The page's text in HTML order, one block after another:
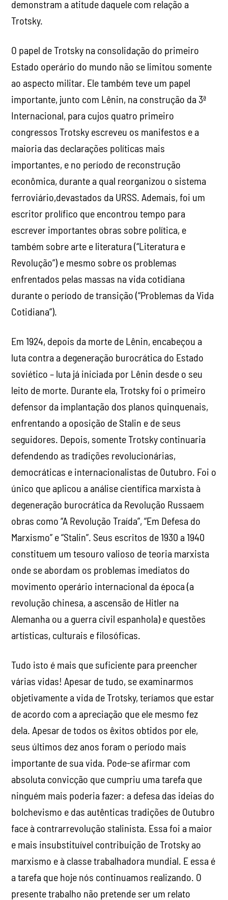
demonstram a atitude daquele com relação a
Trotsky.
O papel de Trotsky na consolidação do primeiro
Estado operário do mundo não se limitou somente
ao aspecto militar. Ele também teve um papel
importante, junto com Lênin, na construção da 3ª
Internacional, para cujos quatro primeiro
congressos Trotsky escreveu os manifestos e a
maioria das declarações políticas mais
importantes, e no período de reconstrução
econômica, durante a qual reorganizou o sistema
ferroviário,devastados da URSS. Ademais, foi um
escritor prolífico que encontrou tempo para
escrever importantes obras sobre política, e
também sobre arte e literatura (“Literatura e
Revolução”) e mesmo sobre os problemas
enfrentados pelas massas na vida cotidiana
durante o período de transição (“Problemas da Vida
Cotidiana”).
Em 1924, depois da morte de Lênin, encabeçou a
luta contra a degeneração burocrática do Estado
soviético – luta já iniciada por Lênin desde o seu
leito de morte. Durante ela, Trotsky foi o primeiro
defensor da implantação dos planos quinquenais,
enfrentando a oposição de Stalin e de seus
seguidores. Depois, somente Trotsky continuaria
defendendo as tradições revolucionárias,
democráticas e internacionalistas de Outubro. Foi o
único que aplicou a análise científica marxista à
degeneração burocrática da Revolução Russaem
obras como “A Revolução Traída”, “Em Defesa do
Marxismo” e “Stalin”. Seus escritos de 1930 a 1940
constituem um tesouro valioso de teoria marxista
onde se abordam os problemas imediatos do
movimento operário internacional da época (a
revolução chinesa, a ascensão de Hitler na
Alemanha ou a guerra civil espanhola) e questões
artísticas, culturais e filosóficas.
Tudo isto é mais que suficiente para preencher
várias vidas! Apesar de tudo, se examinarmos
objetivamente a vida de Trotsky, teríamos que estar
de acordo com a apreciação que ele mesmo fez
dela. Apesar de todos os êxitos obtidos por ele,
seus últimos dez anos foram o período mais
importante de sua vida. Pode-se afirmar com
absoluta convicção que cumpriu uma tarefa que
ninguém mais poderia fazer: a defesa das ideias do
bolchevismo e das autênticas tradições de Outubro
face à contrarrevolução stalinista. Essa foi a maior
e mais insubstituível contribuição de Trotsky ao
marxismo e à classe trabalhadora mundial. E essa é
a tarefa que hoje nós continuamos realizando. O
presente trabalho não pretende ser um relato